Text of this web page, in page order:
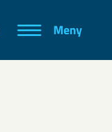
Meny